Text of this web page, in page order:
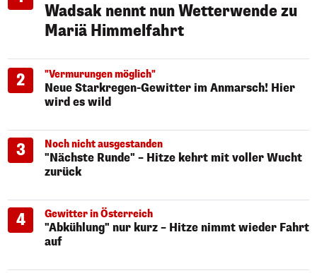
Wadsak nennt nun Wetterwende zu
Mariä Himmelfahrt
2 "Vermurungen möglich"
Neue Starkregen-Gewitter im Anmarsch! Hier
wird es wild
3 Noch nicht ausgestanden
"Nächste Runde" – Hitze kehrt mit voller Wucht
zurück
4 Gewitter in Österreich
"Abkühlung" nur kurz – Hitze nimmt wieder Fahrt
auf